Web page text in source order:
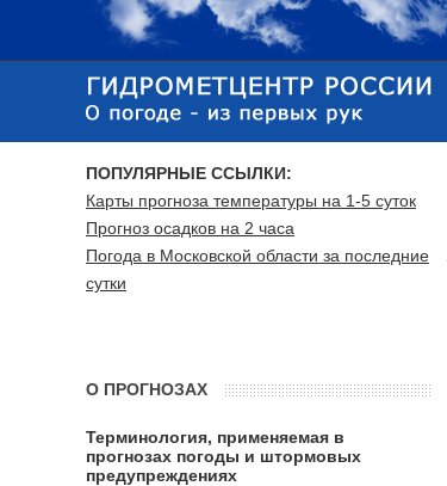
ПОПУЛЯРНЫЕ ССЫЛКИ:
Карты прогноза температуры на 1-5 суток
Прогноз осадков на 2 часа
Погода в Московской области за последние
сутки
О ПРОГНОЗАХ
Терминология, применяемая в
прогнозах погоды и штормовых
предупреждениях